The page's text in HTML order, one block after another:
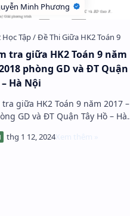
tra giữa HK2 Toán 9 năm
phòng GD và ĐT Quận
Hà Nội
giữa HK2 Toán 9 năm 2017 –
GD và ĐT Quận Tây Hồ – Hà
1 trang với 5 bài toán tự luận,
làm bài 90 phút, đề nhằ…